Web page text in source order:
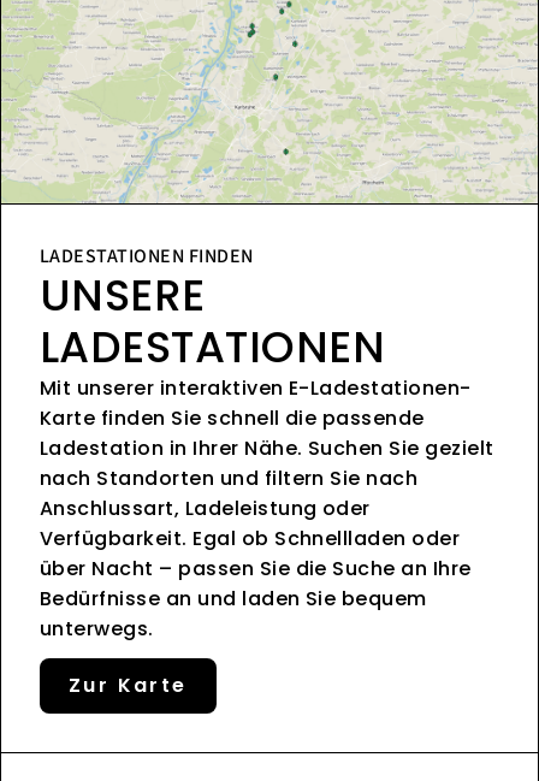
LADESTATIONEN FINDEN
UNSERE
LADESTATIONEN
Mit unserer interaktiven E-Ladestationen-
Karte finden Sie schnell die passende
Ladestation in Ihrer Nähe. Suchen Sie gezielt
nach Standorten und filtern Sie nach
Anschlussart, Ladeleistung oder
Verfügbarkeit. Egal ob Schnellladen oder
über Nacht – passen Sie die Suche an Ihre
Bedürfnisse an und laden Sie bequem
unterwegs.
Zur Karte